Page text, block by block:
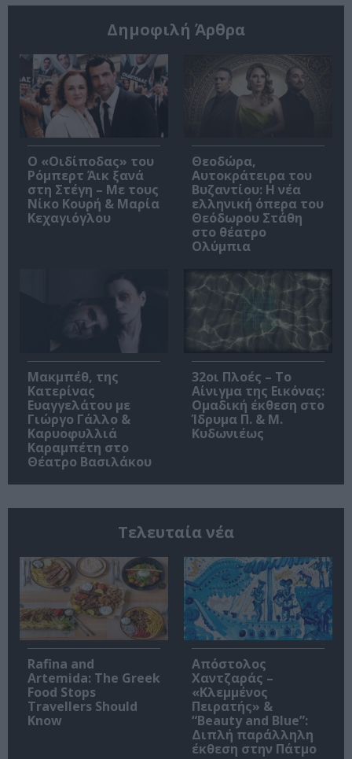
Δημοφιλή Άρθρα
O «Οιδίποδας» του
Ρόμπερτ Άικ ξανά
στη Στέγη – Με τους
Νίκο Κουρή & Μαρία
Κεχαγιόγλου
Θεοδώρα,
Αυτοκράτειρα του
Βυζαντίου: Η νέα
ελληνική όπερα του
Θεόδωρου Στάθη
στο θέατρο
Ολύμπια
Μακμπέθ, της
Κατερίνας
Ευαγγελάτου με
Γιώργο Γάλλο &
Καρυοφυλλιά
Καραμπέτη στο
Θέατρο Βασιλάκου
32οι Πλοές – Το
Αίνιγμα της Εικόνας:
Ομαδική έκθεση στο
Ίδρυμα Π. & Μ.
Κυδωνιέως
Τελευταία νέα
Rafina and
Artemida: The Greek
Food Stops
Travellers Should
Know
Απόστολος
Χαντζαράς –
«Κλεμμένος
Πειρατής» &
“Beauty and Blue”:
Διπλή παράλληλη
έκθεση στην Πάτμο